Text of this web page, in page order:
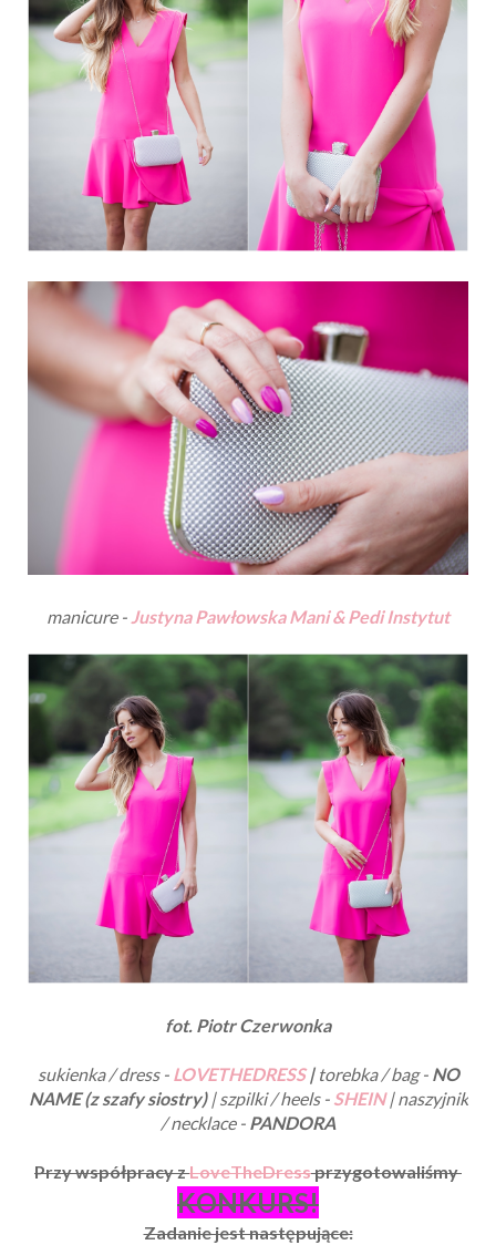
manicure - Justyna Pawłowska Mani & Pedi Instytut
fot. Piotr Czerwonka
sukienka / dress - LOVETHEDRESS| torebka / bag - NO
NAME (z szafy siostry)| szpilki / heels - SHEIN| naszyjnik
/ necklace - PANDORA
Przy współpracy zLoveTheDressprzygotowaliśmy
KONKURS!
Zadanie jest następujące: